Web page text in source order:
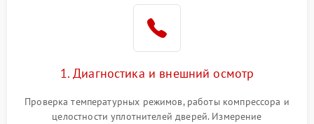
работе
2000 ₽ Подробнее →
1. Диагностика и внешний осмотр
Проверка температурных режимов, работы компрессора и
целостности уплотнителей дверей. Измерение